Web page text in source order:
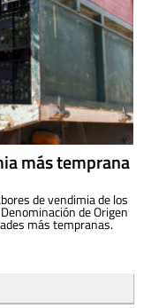
más temprana
de vendimia de los
de Origen
más tempranas.